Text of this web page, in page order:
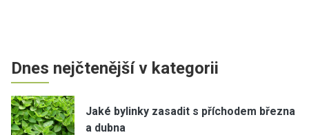
Dnes nejčtenější v kategorii
Jaké bylinky zasadit s příchodem března
a dubna